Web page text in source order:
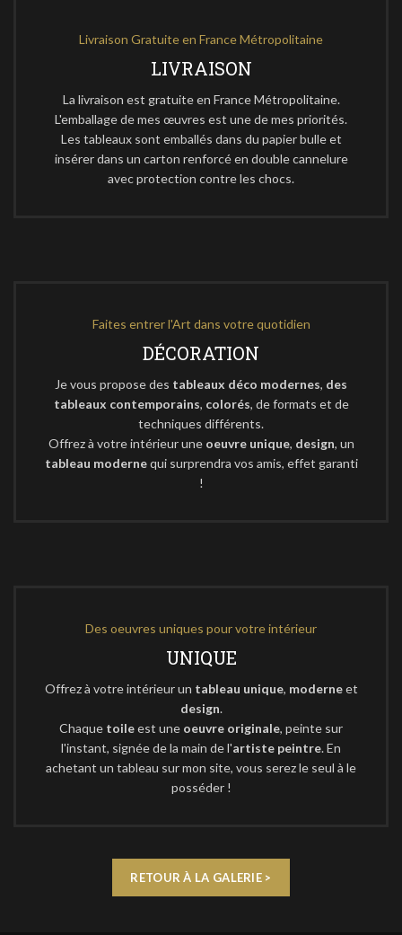
Livraison Gratuite en France Métropolitaine
LIVRAISON
La livraison est gratuite en France Métropolitaine.
L'emballage de mes œuvres est une de mes priorités.
Les tableaux sont emballés dans du papier bulle et
insérer dans un carton renforcé en double cannelure
avec protection contre les chocs.
Faites entrer l'Art dans votre quotidien
DÉCORATION
Je vous propose des tableaux déco modernes, des
tableaux contemporains, colorés, de formats et de
techniques différents.
Offrez à votre intérieur une oeuvre unique, design, un
tableau modernequi surprendra vos amis, effet garanti
!
Des oeuvres uniques pour votre intérieur
UNIQUE
Offrez à votre intérieur un tableau unique, moderneet
design.
Chaque toileest une oeuvre originale, peinte sur
l'instant, signée de la main de l'artiste peintre. En
achetant un tableau sur mon site, vous serez le seul à le
posséder !
RETOUR À LA GALERIE >